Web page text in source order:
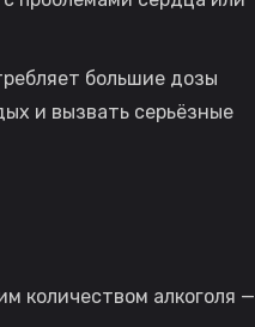
большие дозы
и вызвать серьёзные
количеством алкоголя —